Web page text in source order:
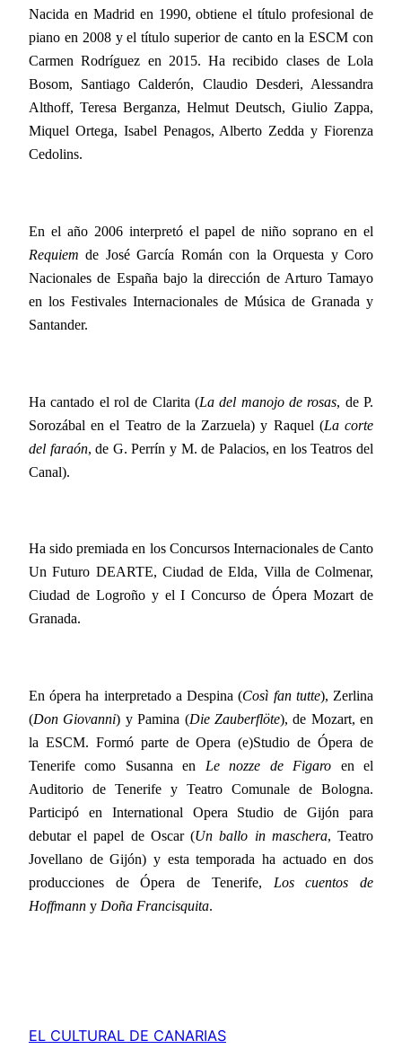
Nacida en Madrid en 1990, obtiene el título profesional de
piano en 2008 y el título superior de canto en la ESCM con
Carmen Rodríguez en 2015. Ha recibido clases de Lola
Bosom, Santiago Calderón, Claudio Desderi, Alessandra
Althoff, Teresa Berganza, Helmut Deutsch, Giulio Zappa,
Miquel Ortega, Isabel Penagos, Alberto Zedda y Fiorenza
Cedolins.
En el año 2006 interpretó el papel de niño soprano en el
Requiemde José García Román con la Orquesta y Coro
Nacionales de España bajo la dirección de Arturo Tamayo
en los Festivales Internacionales de Música de Granada y
Santander.
Ha cantado el rol de Clarita (La del manojo de rosas, de P.
Sorozábal en el Teatro de la Zarzuela) y Raquel (La corte
del faraón, de G. Perrín y M. de Palacios, en los Teatros del
Canal).
Ha sido premiada en los Concursos Internacionales de Canto
Un Futuro DEARTE, Ciudad de Elda, Villa de Colmenar,
Ciudad de Logroño y el I Concurso de Ópera Mozart de
Granada.
En ópera ha interpretado a Despina (Così fan tutte), Zerlina
(Don Giovanni) y Pamina (Die Zauberflöte), de Mozart, en
la ESCM. Formó parte de Opera (e)Studio de Ópera de
Tenerife como Susanna en Le nozze de Figaro en el
Auditorio de Tenerife y Teatro Comunale de Bologna.
Participó en International Opera Studio de Gijón para
debutar el papel de Oscar (Un ballo in maschera, Teatro
Jovellano de Gijón) y esta temporada ha actuado en dos
producciones de Ópera de Tenerife, Los cuentos de
Hoffmann y Doña Francisquita.
EL CULTURAL DE CANARIAS